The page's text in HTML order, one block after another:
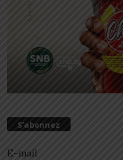
S’abonnez
E-mail